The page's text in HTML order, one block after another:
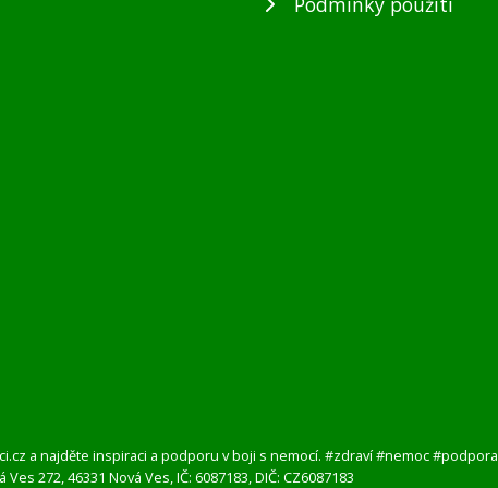
a najděte inspiraci a podporu v boji s nemocí. #zdraví #nemoc #podpora
272, 46331 Nová Ves, IČ: 6087183, DIČ: CZ6087183